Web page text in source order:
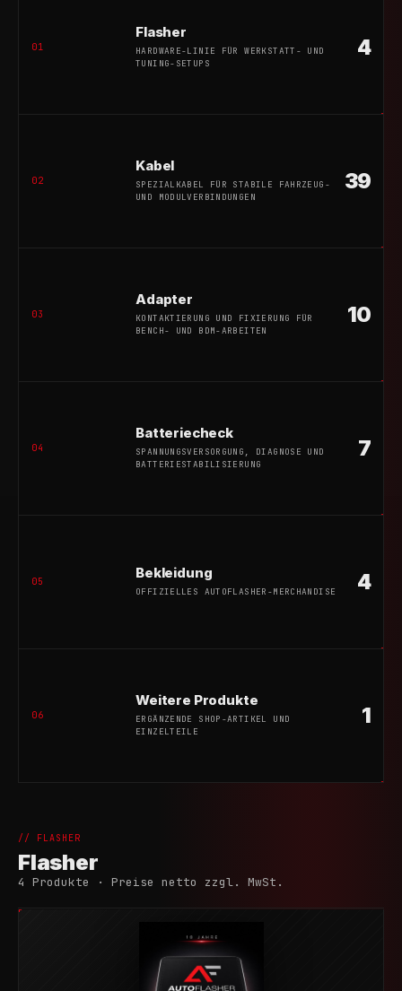
01
Flasher
HARDWARE-LINIE FÜR WERKSTATT- UND
TUNING-SETUPS
4
02
Kabel
SPEZIALKABEL FÜR STABILE FAHRZEUG-
UND MODULVERBINDUNGEN
39
03
Adapter
KONTAKTIERUNG UND FIXIERUNG FÜR
BENCH- UND BDM-ARBEITEN
10
04
Batteriecheck
SPANNUNGSVERSORGUNG, DIAGNOSE UND
BATTERIESTABILISIERUNG
7
05
Bekleidung
OFFIZIELLES AUTOFLASHER-MERCHANDISE 4
06
Weitere Produkte
ERGÄNZENDE SHOP-ARTIKEL UND
EINZELTEILE
1
// FLASHER
Flasher
4 Produkte · Preise netto zzgl. MwSt.